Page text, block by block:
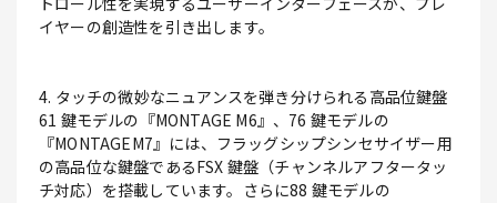
イヤーの創造性を引き出します。
4. タッチの微妙なニュアンスを弾き分けられる高品位鍵盤
61 鍵モデルの『MONTAGE M6』、76 鍵モデルの
『MONTAGEM7』には、フラッグシップシンセサイザー用
の高品位な鍵盤であるFSX 鍵盤（チャンネルアフタータッ
チ対応）を搭載しています。さらに88 鍵モデルの